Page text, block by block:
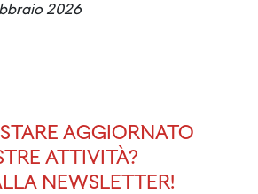
2026
AGGIORNATO
ATTIVITÀ?
NEWSLETTER!